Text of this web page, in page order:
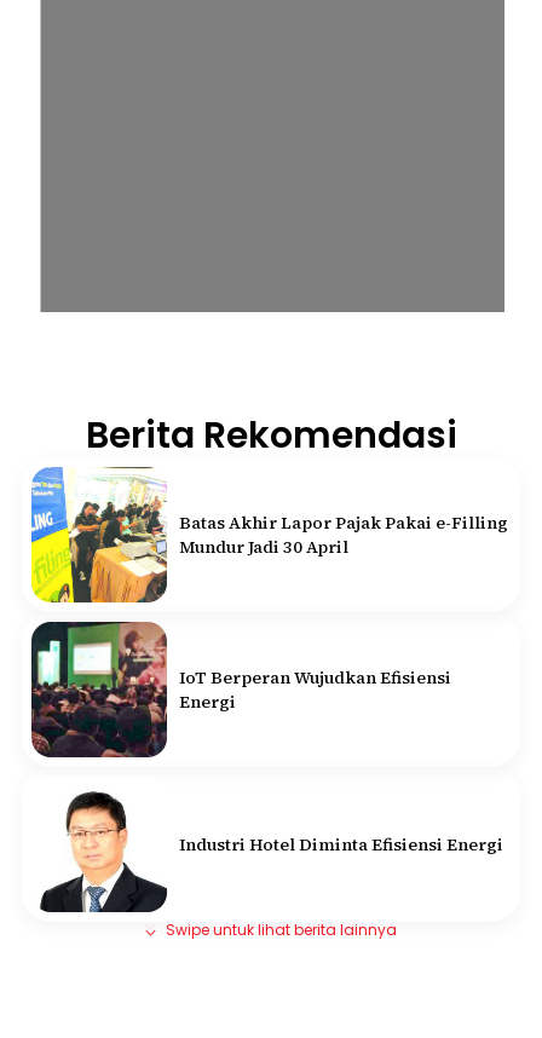
Berita Rekomendasi
Batas Akhir Lapor Pajak Pakai e-Filling
Mundur Jadi 30 April
IoT Berperan Wujudkan Efisiensi
Energi
Industri Hotel Diminta Efisiensi Energi
Swipe untuk lihat berita lainnya